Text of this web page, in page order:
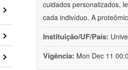
cuidados personalizados,
cada indivíduo. A
Instituição/UF/País:
Vigência: Mon Dec 11